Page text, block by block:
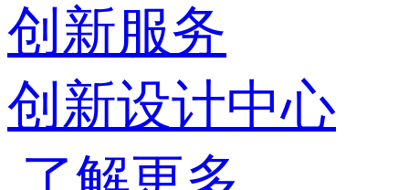
创新服务
创新设计中心